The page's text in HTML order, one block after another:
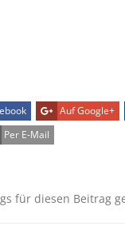
Auf Google+
Per E-Mail
für diesen Beitrag